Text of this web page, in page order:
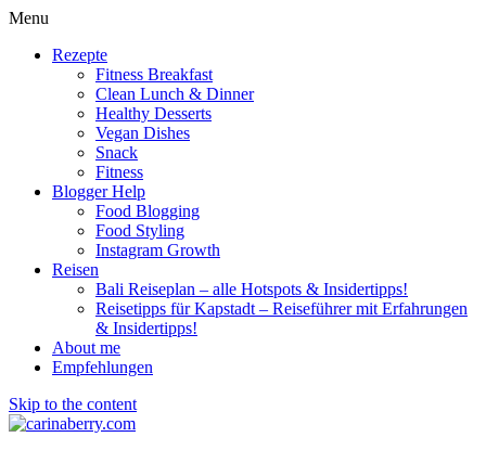
Menu
Rezepte
Fitness Breakfast
Clean Lunch & Dinner
Healthy Desserts
Vegan Dishes
Snack
Fitness
Blogger Help
Food Blogging
Food Styling
Instagram Growth
Reisen
Bali Reiseplan – alle Hotspots & Insidertipps!
Reisetipps für Kapstadt – Reiseführer mit Erfahrungen
& Insidertipps!
About me
Empfehlungen
Skip to the content